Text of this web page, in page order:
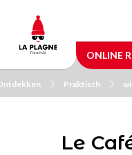
main
content
ONLINE
Praktisch
Le